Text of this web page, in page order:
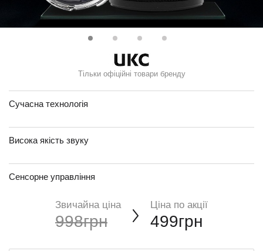
Тільки офіційні товари бренду
Сучасна технологія
Висока якість звуку
Сенсорне управління
Звичайна ціна
998грн
Ціна по акції
499грн